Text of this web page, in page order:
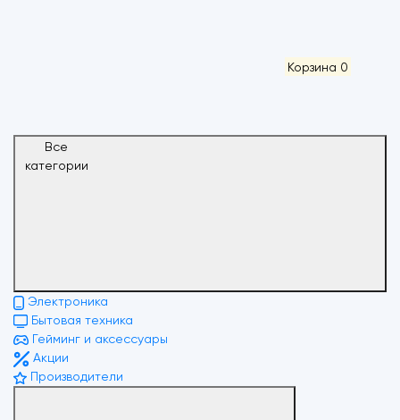
Корзина 0
Все
категории
Электроника
Бытовая техника
Гейминг и аксессуары
Акции
Производители